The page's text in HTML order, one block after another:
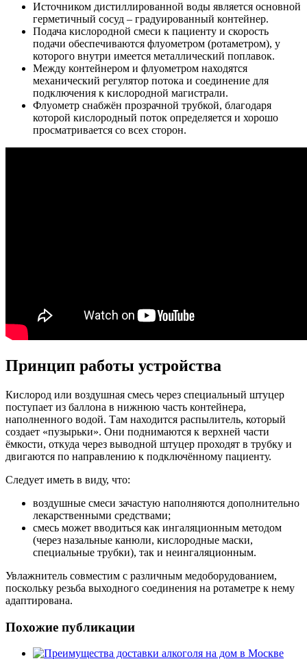
Источником дистиллированной воды является основной
герметичный сосуд – градуированный контейнер.
Подача кислородной смеси к пациенту и скорость
подачи обеспечиваются флуометром (ротаметром), у
которого внутри имеется металлический поплавок.
Между контейнером и флуометром находятся
механический регулятор потока и соединение для
подключения к кислородной магистрали.
Флуометр снабжён прозрачной трубкой, благодаря
которой кислородный поток определяется и хорошо
просматривается со всех сторон.
Принцип работы устройства
Кислород или воздушная смесь через специальный штуцер
поступает из баллона в нижнюю часть контейнера,
наполненного водой. Там находится распылитель, который
создает «пузырьки». Они поднимаются к верхней части
ёмкости, откуда через выводной штуцер проходят в трубку и
двигаются по направлению к подключённому пациенту.
Следует иметь в виду, что:
воздушные смеси зачастую наполняются дополнительно
лекарственными средствами;
смесь может вводиться как ингаляционным методом
(через назальные канюли, кислородные маски,
специальные трубки), так и неингаляционным.
Увлажнитель совместим с различным медоборудованием,
поскольку резьба выходного соединения на ротаметре к нему
адаптирована.
Похожие публикации